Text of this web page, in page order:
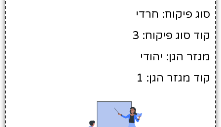
סוג פיקוח: חרדי
קוד סוג פיקוח: 3
מגזר הגן: יהודי
קוד מגזר הגן: 1